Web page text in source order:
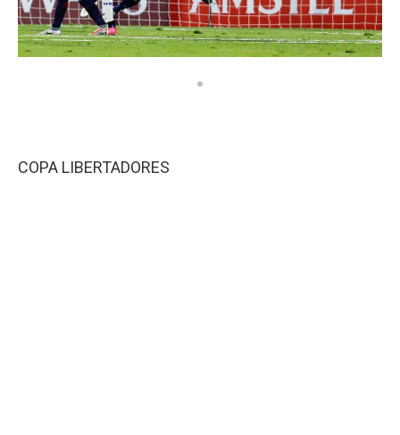
COPA LIBERTADORES